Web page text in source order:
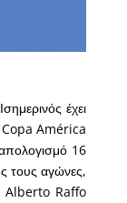
έχει
Copa América
16
τους αγώνες,
Alberto Raffo